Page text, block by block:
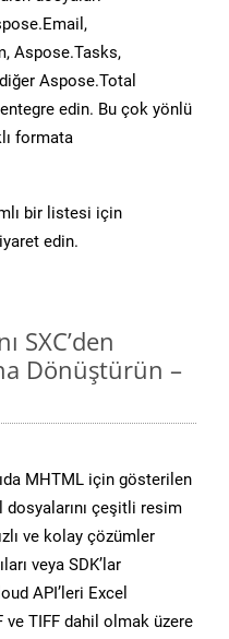
Aspose.Tasks,
Aspose.Total
edin. Bu çok yönlü
formata
bir listesi için
edin.
SXC’den
Dönüştürün –
MHTML için gösterilen
çeşitli resim
ve kolay çözümler
veya SDK’lar
API’leri Excel
ve TIFF dahil olmak üzere